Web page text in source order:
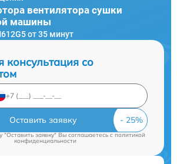
вентилятора сушки
машины
от 35 минут
консультация со
Оставить заявку
"Оставить заявку" Вы соглашаетесь cполитикой
конфиденциальности